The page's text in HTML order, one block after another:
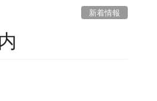
新着情報